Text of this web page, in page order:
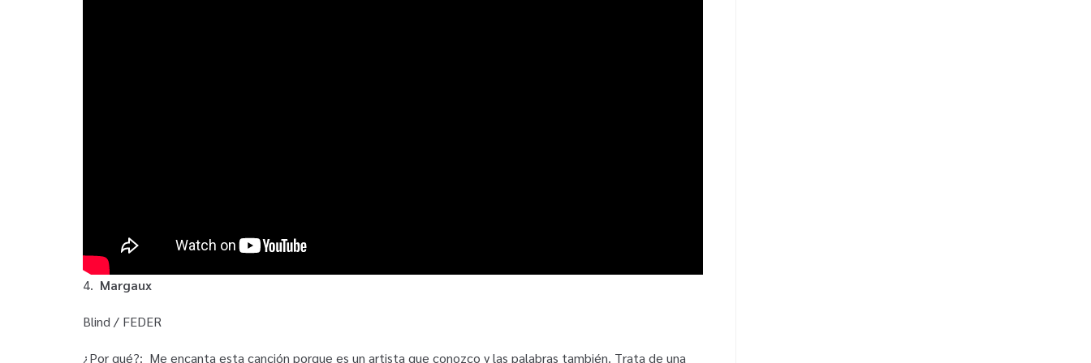
4. Margaux
Blind / FEDER
¿Por qué?: Me encanta esta canción porque es un artista que conozco y las palabras también. Trata de una